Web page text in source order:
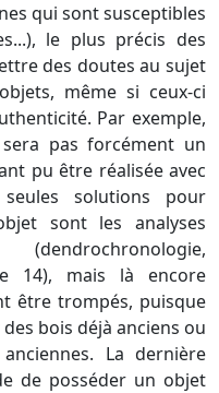
qui sont susceptibles
le plus précis des
des doutes au sujet
même si ceux-ci
Par exemple,
pas forcément un
pu être réalisée avec
solutions pour
sont les analyses
14), mais là encore
être trompés, puisque
bois déjà anciens ou
La dernière
de posséder un objet